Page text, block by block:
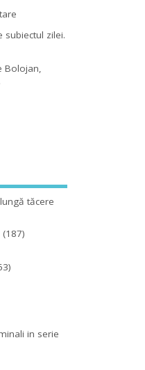
subiectul zilei.
Bolojan,
tăcere
(187)
in serie